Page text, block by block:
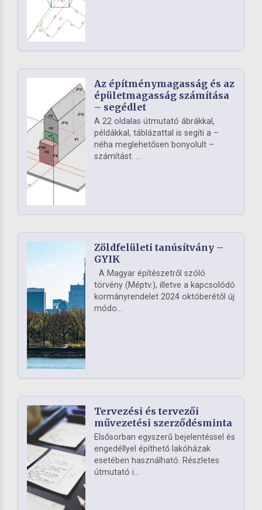
Az építménymagasság és az
épületmagasság számítása
– segédlet
A 22 oldalas útmutató ábrákkal,
példákkal, táblázattal is segíti a –
néha meglehetősen bonyolult –
számítást. ...
Zöldfelületi tanúsítvány –
GYIK
A Magyar építészetről szóló
törvény (Méptv.), illetve a kapcsolódó
kormányrendelet 2024 októberétől új
módo...
Tervezési és tervezői
művezetési szerződésminta
Elsősorban egyszerű bejelentéssel és
engedéllyel építhető lakóházak
esetében használható. Részletes
útmutató i...